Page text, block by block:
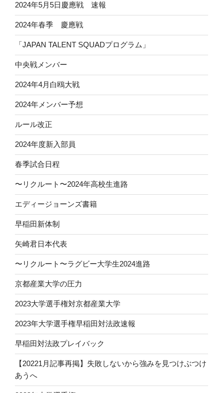
2024年5月5日慶應戦 速報
2024年春季 慶應戦
「JAPAN TALENT SQUADプログラム」
中央戦メンバー
2024年4月白鴎大戦
2024年メンバー予想
ルール改正
2024年度新入部員
春季試合日程
〜リクルート〜2024年高校生進路
エディージョーンズ書籍
早稲田新体制
矢崎君日本代表
〜リクルート〜ラグビー大学生2024進路
京都産業大学の圧力
2023大学選手権対京都産業大学
2023年大学選手権早稲田対法政速報
早稲田対法政プレイバック
【20221月記事再掲】失敗しないから強みを見つけぶつけ
あうへ